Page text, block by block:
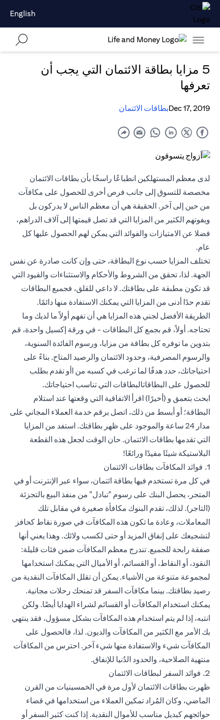
English
5 مزايا بطاقة الائتمان التي يجب أن
تعرفها
Dec 17, 2019بطاقات الائتمان
لدى معظم المستهلكين انطباعًا راسخًا بأن بطاقات الائتمان
مخصصة للتسوق إلى جانب فرص أخرى للحصول على مكافآت
من حين إلى آخر. الحقيقة هي أن معظم الناس لا يدركون بل
ويفوتهم الكثير من المزايا التي قد تصل قيمتها إلى آلاف الدراهم،
فضلا عن الامتيازات والفوائد التي يمكن لهم الحصول عليها كل
عام.
تختلف المزايا حسب نوع البطاقة، حتى وإن كانت صادرة عن نفس
الجهة. لذا، تحقق من الشروط والأحكام والاستثناءات والقيود التي
قد تكون مطبقة على بطاقتك. لا داعي للقلق، فجميع البطاقات
تقدم حدًا أدنى من المزايا التي يمكنك الاستفادة منها دائمًا.
الطريقة الأفضل لجني هذه المزايا هي أن تفهم أولاً ما لديك وما
تحتاجه. أولاً، قم بجمع كل البطاقات - في ورقة إكسيل واحدة، قم
بتدوين ما توفره كل بطاقة من مزايا، ورسوم الفائدة السنوية،
والرسوم المصرفية، وحدود الائتمان والرصيد المتاح. بناءً على
احتياجاتك، حدد هدفًا لما ترغب في كسبه من اأو تقدم بطلب
للحصول على البطاقاتالبطاقات التي تناسب احتياجاتك.
ابحث بتعمق و (أخيرًا) اقرأ الاتفاقية التي وقعتها عند استلام
البطاقة؛ أو أبسط من ذلك، اتصل برقم خدمة العملاء المجاني على
مدار 24 ساعة والموجود على ظهر بطاقتك. استفد من المزايا
التي تقدمها بطاقات الائتمان. حان الوقت لجعل هذه القطعة
البلاستيكة شيئَا مفيدًا ورائعًا!
1. فوائد المكافآت بطاقات الائتمان
في كل مرة تستخدم فيها بطاقة ائتمان، سواء عبر الإنترنت أو في
المتجر، يحصل البنك على رسوم "تبادل" من منفذ البيع بالتجزئة
(التاجر). لذلك، تقدم البنوك مكافأة صغيرة في مقابل تلك
المعاملات، وعادة ما تكون هذه المكافآت في صورة نقاط كحافز
لتشجيعك على إنفاق المزيد أو حتى لكسب ولائك. وهذا يعني أنها
صفقة رابحة للجميع. تندرج معظم المكافآت ضمن فئات قليلة:
النقود، أو النقاط، أو القسائم، أو الأميال التي يمكنك استخدامها
لمجموعة متنوعة من الأشياء. يمكن أن تقلل المكافآت النقدية من
رصيد بطاقتك. بينما مكافآت السفر قد تمنحك رحلات مجانية.
يمكنك استخدام المكافآت أو القسائم لشراء الهدايا أيضًا. ولكن
انتبه، إذا لم يتم استخدام هذه المكافآت بشكل مسؤول، فقد ينتهي
بك الأمر مع الكثير من المكافآت والديون. لذا، فالحصول على
المكافآت شيء والاستفادة منها شيء آخر. احترس من المكافآت
منتهية الصلاحية، والحدود الدُنيا للإنفاق.
2. فوائد السفر لبطاقات الائتمان
ظهرت بطاقات الائتمان لأول مرة في الخمسينيات من القرن
الماضي، وكان المُراد تمكين العملاء من استخدامها في قضاء
حوائجهم كبديل مناسب للأموال النقدية. إذا كنت كثير السفر أو